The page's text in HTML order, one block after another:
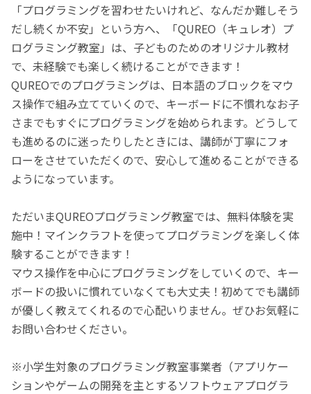
「プログラミングを習わせたいけれど、なんだか難しそう
だし続くか不安」という方へ、「QUREO（キュレオ）プ
ログラミング教室」は、子どものためのオリジナル教材
で、未経験でも楽しく続けることができます！
QUREOでのプログラミングは、日本語のブロックをマウ
ス操作で組み立てていくので、キーボードに不慣れなお子
さまでもすぐにプログラミングを始められます。どうして
も進めるのに迷ったりしたときには、講師が丁寧にフォ
ローをさせていただくので、安心して進めることができる
ようになっています。
ただいまQUREOプログラミング教室では、無料体験を実
施中！マインクラフトを使ってプログラミングを楽しく体
験することができます！
マウス操作を中心にプログラミングをしていくので、キー
ボードの扱いに慣れていなくても大丈夫！初めてでも講師
が優しく教えてくれるので心配いりません。ぜひお気軽に
お問い合わせください。
※小学生対象のプログラミング教室事業者（アプリケー
ションやゲームの開発を主とするソフトウェアプログラ